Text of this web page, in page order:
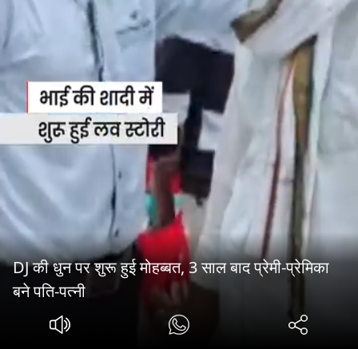
DJ की धुन पर शुरू हुई मोहब्बत, 3 साल बाद प्रेमी-प्रेमिका
बने पति-पत्नी